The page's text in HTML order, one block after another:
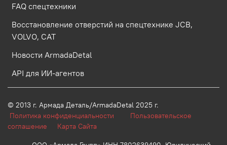
FAQ спецтехники
Восстановление отверстий на спецтехнике JCB,
VOLVO, CAT
Новости ArmadaDetal
API для ИИ-агентов
© 2013 г. Армада Деталь/ArmadaDetal 2025 г.
Политика конфиденциальности
Пользовательское
соглашение Карта Сайта